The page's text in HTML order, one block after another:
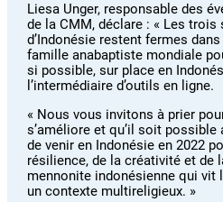
Liesa Unger, responsable des
de la CMM, déclare : « Les
d’Indonésie restent fermes
famille anabaptiste mondiale
si possible, sur place en
l’intermédiaire d’outils en ligne.
« Nous vous invitons à prier
s’améliore et qu’il soit
de venir en Indonésie en 2022
résilience, de la créativité et de
mennonite indonésienne qui vit
un contexte multireligieux. »